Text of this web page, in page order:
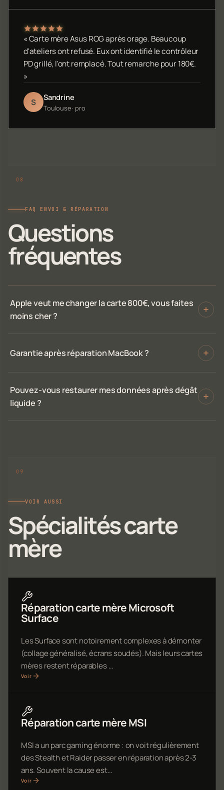
« Carte mère Asus ROG après orage. Beaucoup
d'ateliers ont refusé. Eux ont identifié le contrôleur
PD grillé, l'ont remplacé. Tout remarche pour 180€.
»
S Sandrine
Toulouse · pro
FAQ ENVOI & RÉPARATION
Questions
fréquentes
Apple veut me changer la carte 800€, vous faites
moins cher ?
Garantie après réparation MacBook ?
Pouvez-vous restaurer mes données après dégât
liquide ?
VOIR AUSSI
Spécialités carte
mère
Réparation carte mère Microsoft
Surface
Les Surface sont notoirement complexes à démonter
(collage généralisé, écrans soudés). Mais leurs cartes
mères restent réparables …
Voir
Réparation carte mère MSI
MSI a un parc gaming énorme : on voit régulièrement
des Stealth et Raider passer en réparation après 2-3
ans. Souvent la cause est…
Voir